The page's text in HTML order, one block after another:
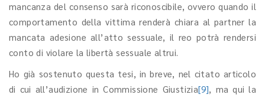
mancanza del consenso sarà riconoscibile, ovvero quando il
comportamento della vittima renderà chiara al partner la
mancata adesione all’atto sessuale, il reo potrà rendersi
conto di violare la libertà sessuale altrui.
Ho già sostenuto questa tesi, in breve, nel citato articolo
di cui all’audizione in Commissione Giustizia[9], ma qui la